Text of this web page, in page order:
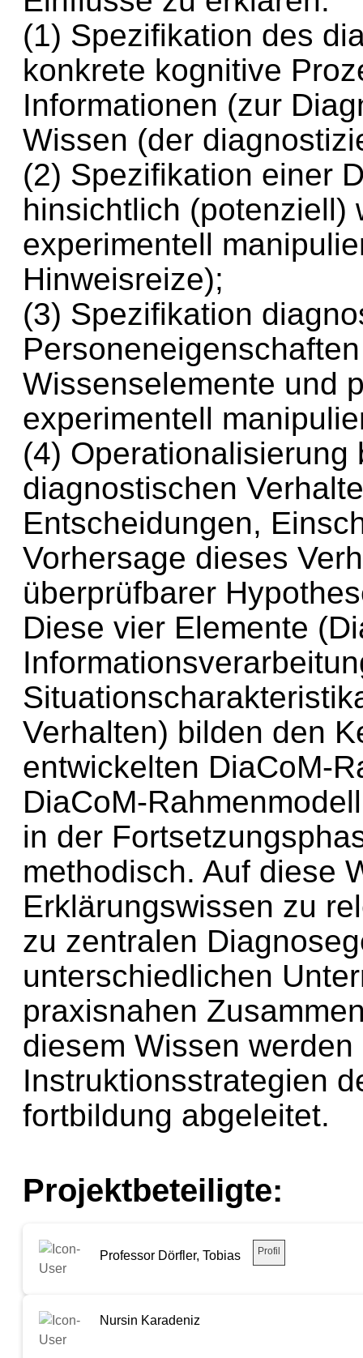
(1) Spezifikation des
konkrete kognitive
Informationen (zur
Wissen (der
(2) Spezifikation einer
hinsichtlich (potenziell)
experimentell
Hinweisreize);
(3) Spezifikation
Wissenselemente und
experimentell
(4) Operationalisierung
diagnostischen
Entscheidungen,
Vorhersage dieses
überprüfbarer
Diese vier Elemente
Verhalten) bilden den
entwickelten DiaCoM-
DiaCoM-
in der
methodisch. Auf diese
Erklärungswissen zu
zu zentralen
unterschiedlichen
praxisnahen
diesem Wissen
Instruktionsstrategien
fortbildung abgeleitet.
Projektbeteiligte:
Professor Dörfler, Tobias Profil
Nursin Karadeniz